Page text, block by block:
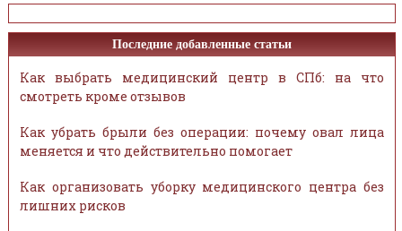
Последние добавленные статьи
Как выбрать медицинский центр в СПб: на что
смотреть кроме отзывов
Как убрать брыли без операции: почему овал лица
меняется и что действительно помогает
Как организовать уборку медицинского центра без
лишних рисков